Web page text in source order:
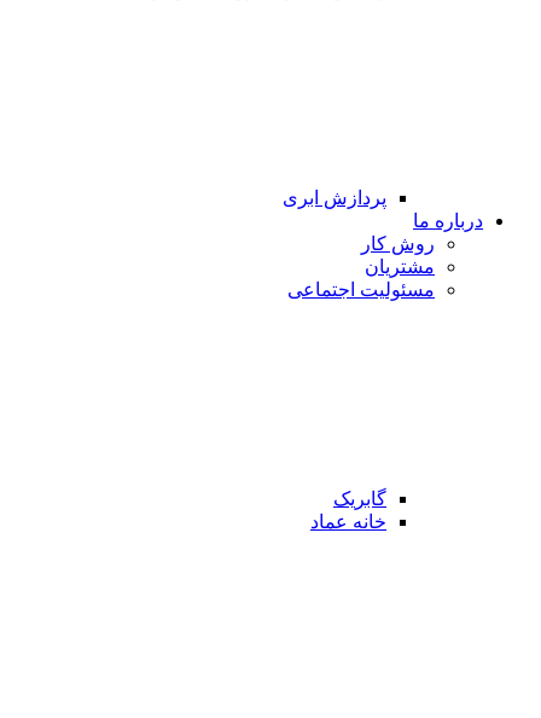
پردازش ابری
درباره ما
روش کار
مشتریان
مسئولیت اجتماعی
گابریک
خانه عماد